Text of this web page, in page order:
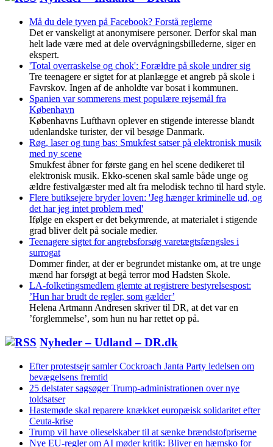
Må du dele tyven på Facebook? Forstå reglerne
Det er vanskeligt at anonymisere personer. Derfor skal man
helt lade være med at dele overvågningsbillederne, siger en
ekspert.
'Total overraskelse og chok': Forældre på skole undrer sig
Tre teenagere er sigtet for at planlægge et angreb på skole i
Favrskov. Ingen af de anholdte var bosat i kommunen.
Spanien var sommerens mest populære rejsemål fra
København
Københavns Lufthavn oplever en stigende interesse blandt
udenlandske turister, der vil besøge Danmark.
Røg, laser og tung bas: Smukfest satser på elektronisk musik
med ny scene
Smukfest åbner for første gang en hel scene dedikeret til
elektronisk musik. Ekko-scenen skal samle både unge og
ældre festivalgæster med alt fra melodisk techno til hard style.
Flere butiksejere bryder loven: 'Jeg hænger kriminelle ud, og
det har jeg intet problem med'
Ifølge en ekspert er det bekymrende, at materialet i stigende
grad bliver delt på sociale medier.
Teenagere sigtet for angrebsforsøg varetægtsfængsles i
surrogat
Dommer finder, at der er begrundet mistanke om, at tre unge
mænd har forsøgt at begå terror mod Hadsten Skole.
LA-folketingsmedlem glemte at registrere bestyrelsespost:
’Hun har brudt de regler, som gælder’
Helena Artmann Andresen skriver til DR, at det var en
’forglemmelse’, som hun nu har rettet op på.
Nyheder – Udland – DR.dk
Efter protestsejr samler Cockroach Janta Party ledelsen om
bevægelsens fremtid
25 delstater sagsøger Trump-administrationen over nye
toldsatser
Hastemøde skal reparere knækket europæisk solidaritet efter
Ceuta-krise
Trump vil have olieselskaber til at sænke brændstofpriserne
Nye EU-regler om AI møder kritik: Bliver en hæmsko for